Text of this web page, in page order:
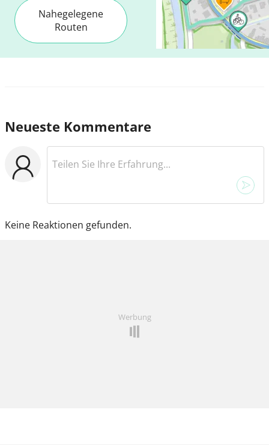
Nahegelegene
Routen
Neueste Kommentare
Keine Reaktionen gefunden.
Werbung